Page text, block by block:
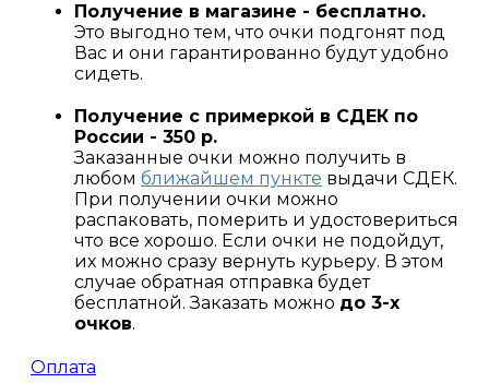
Получение в магазине - бесплатно.
Это выгодно тем, что очки подгонят под
Вас и они гарантированно будут удобно
сидеть.
Получение с примеркой в СДЕК по
России - 350 р.
Заказанные очки можно получить в
любом ближайшем пункте выдачи СДЕК.
При получении очки можно
распаковать, померить и удостовериться
что все хорошо. Если очки не подойдут,
их можно сразу вернуть курьеру. В этом
случае обратная отправка будет
бесплатной. Заказать можно до 3-х
очков.
Оплата